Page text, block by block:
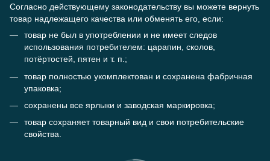
Согласно действующему законодательству вы можете вернуть
товар надлежащего качества или обменять его, если:
товар не был в употреблении и не имеет следов
использования потребителем: царапин, сколов,
потёртостей, пятен и т. п.;
товар полностью укомплектован и сохранена фабричная
упаковка;
сохранены все ярлыки и заводская маркировка;
товар сохраняет товарный вид и свои потребительские
свойства.